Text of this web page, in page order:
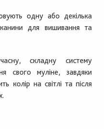
одну або декілька
для вишивання та
складну систему
свого муліне, завдяки
колір на світлі та після